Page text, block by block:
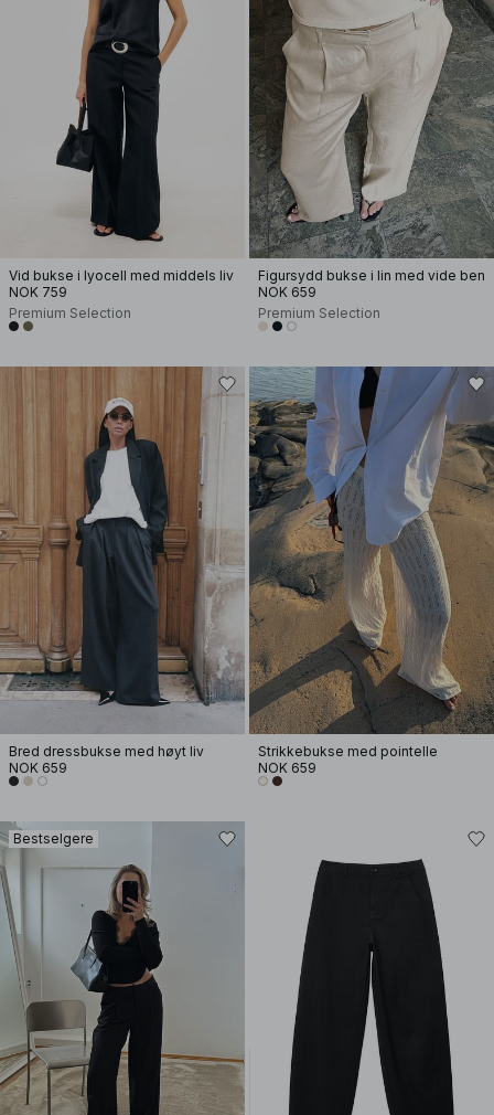
Vid bukse i lyocell med middels liv
NOK 759
Premium Selection
Figursydd bukse i lin med vide ben
NOK 659
Premium Selection
Bred dressbukse med høyt liv
NOK 659
Strikkebukse med pointelle
NOK 659
Bestselgere